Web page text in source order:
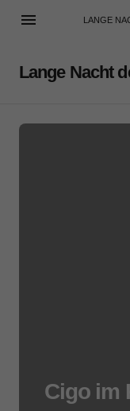
LANGE
Lange Nacht
Cigo im